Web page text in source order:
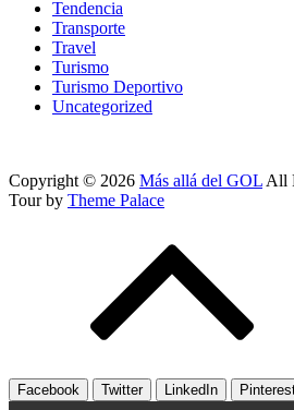
Tendencia
Transporte
Travel
Turismo
Turismo Deportivo
Uncategorized
Copyright © 2026 Más allá del GOL All
Tour by Theme Palace
Facebook Twitter LinkedIn